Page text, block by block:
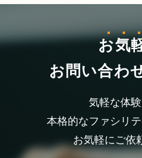
お気
お問い合わ
気軽な体験
本格的なファシリ
お気軽にご依